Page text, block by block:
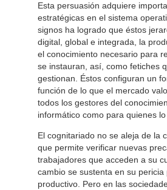
Esta persuasión adquiere
estratégicas en el sistema
signos ha logrado que éstos
digital, global e integrada, la
el conocimiento necesario para
se instauran, así, como fetiches
gestionan. Éstos configuran un
función de lo que el mercado
todos los gestores del
informático como para quienes
El cognitariado no se aleja de la
que permite verificar nuevas
trabajadores que acceden a su
cambio se sustenta en su
productivo. Pero en las